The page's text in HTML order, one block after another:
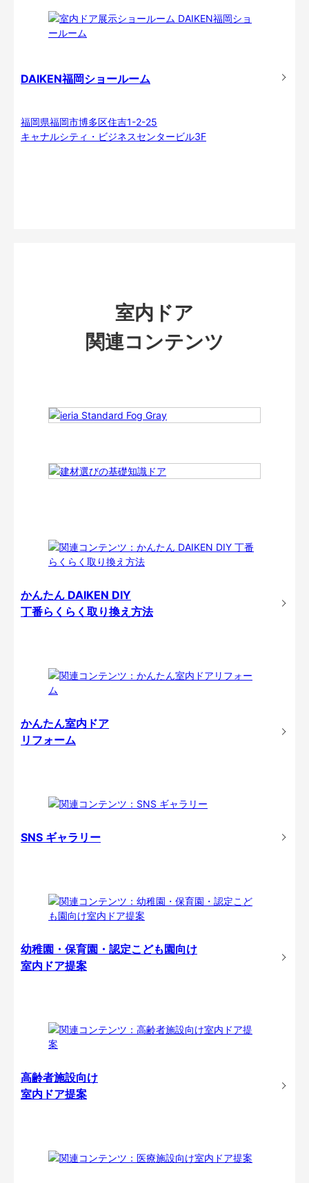
DAIKEN福岡ショールーム
福岡県福岡市博多区住吉1-2-25
キャナルシティ・ビジネスセンタービル3F
室内ドア
関連コンテンツ
かんたん DAIKEN DIY
丁番らくらく取り換え方法
かんたん室内ドア
リフォーム
SNS ギャラリー
幼稚園・保育園・認定こども園向け
室内ドア提案
高齢者施設向け
室内ドア提案